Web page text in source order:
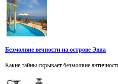
Безмолвие вечности на острове Эвиа
Какие тайны скрывает безмолвие